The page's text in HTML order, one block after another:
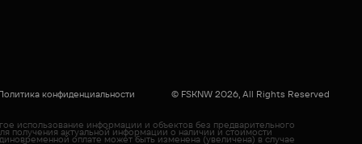
конфиденциальности © FSKNW 2026, All Rights Reserved
использование информации и объектов без предварительного
получения актуальной информации о наличии и стоимости
оплате может быть изменена (увеличена) в случае